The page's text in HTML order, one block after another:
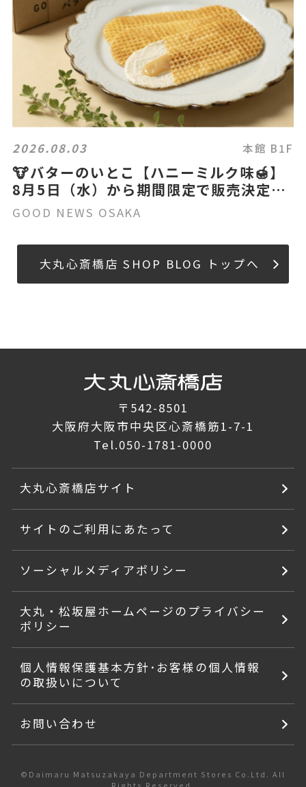
2026.08.03 本館 B1F
🐮バターのいとこ【ハニーミルク味🍯】
8月5日（水）から期間限定で販売決定
✨‼️
GOOD NEWS OSAKA
大丸心斎橋店 SHOP BLOG トップへ
〒542-8501
大阪府大阪市中央区心斎橋筋1-7-1
Tel.050-1781-0000
大丸心斎橋店サイト
サイトのご利用にあたって
ソーシャルメディアポリシー
大丸・松坂屋ホームページのプライバシー
ポリシー
個人情報保護基本方針･お客様の個人情報
の取扱いについて
お問い合わせ
©Daimaru Matsuzakaya Department Stores Co.Ltd. All